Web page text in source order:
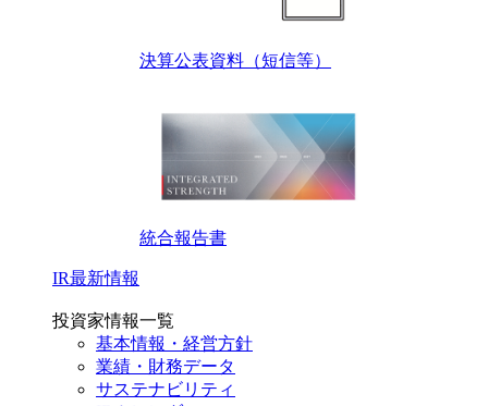
決算公表資料（短信等）
統合報告書
IR最新情報
投資家情報一覧
基本情報・経営方針
業績・財務データ
サステナビリティ